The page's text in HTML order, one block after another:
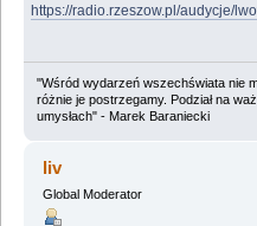
https://radio.rzeszow.pl/audycje/
"Wśród wydarzeń wszechświata nie
różnie je postrzegamy. Podział na
umysłach" - Marek Baraniecki
liv
Global Moderator